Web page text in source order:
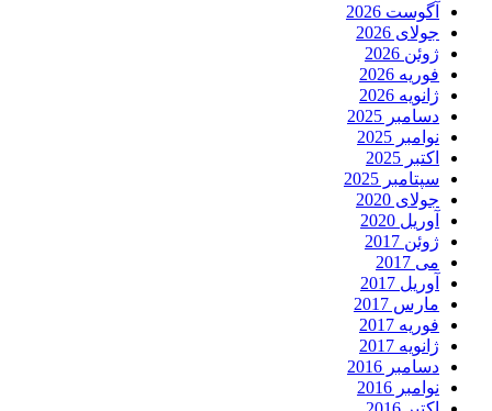
آگوست 2026
جولای 2026
ژوئن 2026
فوریه 2026
ژانویه 2026
دسامبر 2025
نوامبر 2025
اکتبر 2025
سپتامبر 2025
جولای 2020
آوریل 2020
ژوئن 2017
می 2017
آوریل 2017
مارس 2017
فوریه 2017
ژانویه 2017
دسامبر 2016
نوامبر 2016